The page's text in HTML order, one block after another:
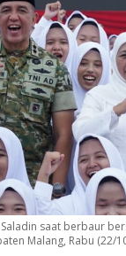
Saladin saat berbaur
Malang, Rabu